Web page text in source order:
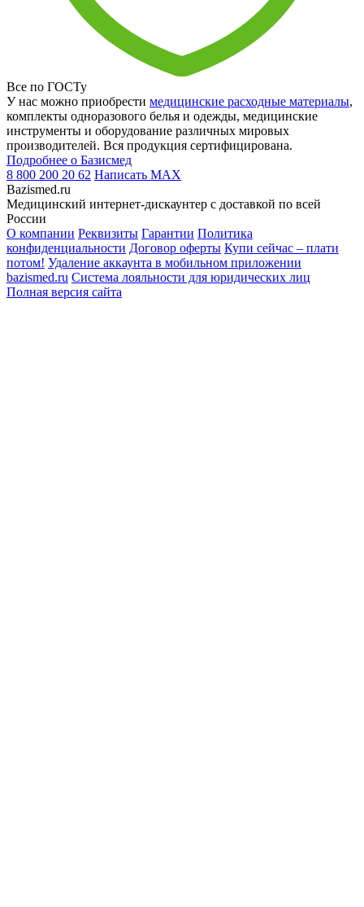
Все по ГОСТу
У нас можно приобрести медицинские расходные материалы,
комплекты одноразового белья и одежды, медицинские
инструменты и оборудование различных мировых
производителей. Вся продукция сертифицирована.
Подробнее о Базисмед
8 800 200 20 62 Написать MAX
Bazismed.ru
Медицинский интернет-дискаунтер с доставкой по всей
России
О компании Реквизиты Гарантии Политика
конфиденциальности Договор оферты Купи сейчас – плати
потом! Удаление аккаунта в мобильном приложении
bazismed.ru Система лояльности для юридических лиц
Полная версия сайта